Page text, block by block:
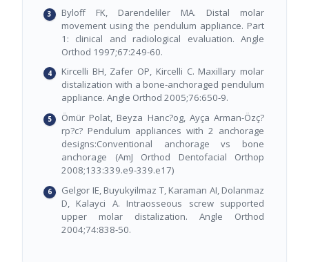
Byloff FK, Darendeliler MA. Distal molar
movement using the pendulum appliance. Part
1: clinical and radiological evaluation. Angle
Orthod 1997;67:249-60.
Kircelli BH, Zafer OP, Kircelli C. Maxillary molar
distalization with a bone-anchoraged pendulum
appliance. Angle Orthod 2005;76:650-9.
Ömür Polat, Beyza Hanc?og, Ayça Arman-Özç?
rp?c? Pendulum appliances with 2 anchorage
designs:Conventional anchorage vs bone
anchorage (AmJ Orthod Dentofacial Orthop
2008;133:339.e9-339.e17)
Gelgor IE, Buyukyilmaz T, Karaman AI, Dolanmaz
D, Kalayci A. Intraosseous screw supported
upper molar distalization. Angle Orthod
2004;74:838-50.